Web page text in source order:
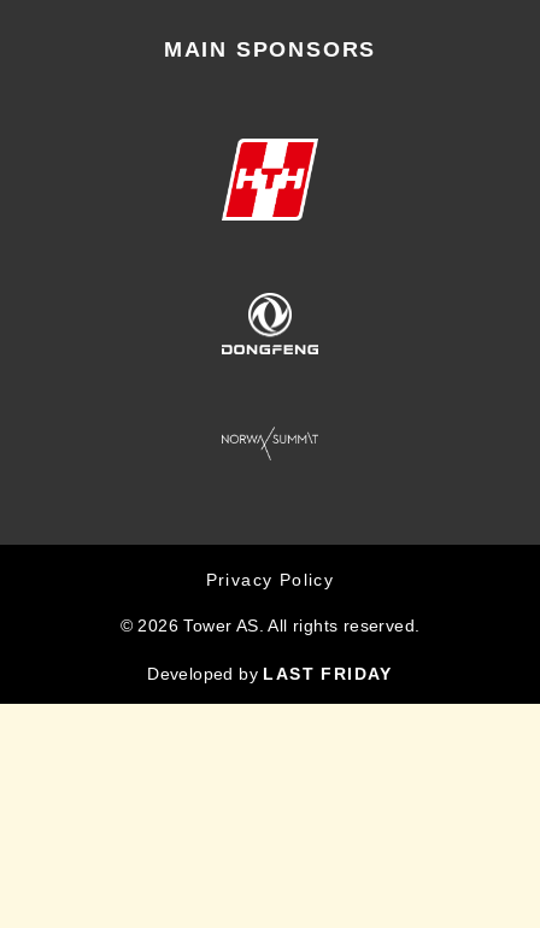
MAIN SPONSORS
Privacy Policy
© 2026 Tower AS. All rights reserved.
Developed by LAST FRIDAY